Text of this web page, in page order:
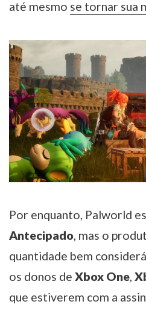
até mesmo se tornar sua
Por enquanto, Palworld
Antecipado, mas o
quantidade bem
os donos de Xbox One,
que estiverem com a